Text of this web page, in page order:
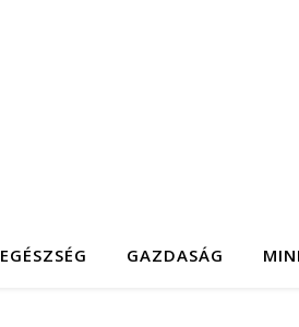
EGÉSZSÉG GAZDASÁG